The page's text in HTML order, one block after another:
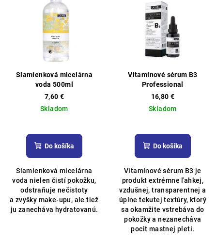
Slamienková micelárna
voda 500ml
7,60 €
Skladom
hodnotenie
produktu
z
5
hviezdičiek.
Do košíka
Slamienková micelárna
voda nielen čistí pokožku,
odstraňuje nečistoty
a zvyšky make-upu, ale tiež
ju zanecháva hydratovanú.
Vitamínové sérum B3
Professional
16,80 €
Skladom
hodnotenie
produktu
z
5
hviezdičiek.
Do košíka
Vitamínové sérum B3 je
produkt extrémne ľahkej,
vzdušnej, transparentnej a
úplne tekutej textúry, ktorý
sa okamžite vstrebáva do
pokožky a nezanecháva
pocit mastnej pleti.